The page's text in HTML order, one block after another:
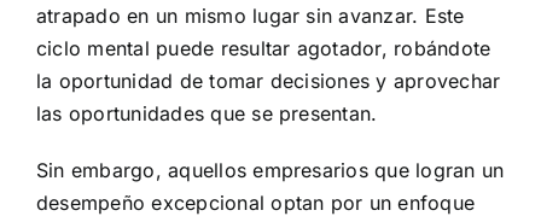
atrapado en un mismo lugar sin avanzar. Este
ciclo mental puede resultar agotador, robándote
la oportunidad de tomar decisiones y aprovechar
las oportunidades que se presentan.
Sin embargo, aquellos empresarios que logran un
desempeño excepcional optan por un enfoque